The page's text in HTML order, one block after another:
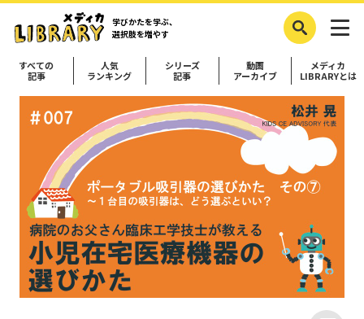
学びかたを学ぶ、
選択肢を増やす
すべての
記事
人気
ランキング
シリーズ
記事
動画
アーカイブ
メディカ
LIBRARYとは